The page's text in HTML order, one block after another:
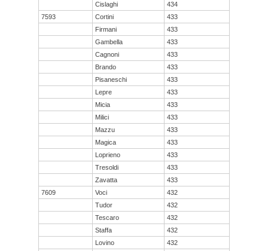
Cislaghi
434
7593
Cortini
433
Firmani
433
Gambella
433
Cagnoni
433
Brando
433
Pisaneschi
433
Lepre
433
Micia
433
Milici
433
Mazzu
433
Magica
433
Loprieno
433
Tresoldi
433
Zavatta
433
7609
Voci
432
Tudor
432
Tescaro
432
Staffa
432
Lovino
432